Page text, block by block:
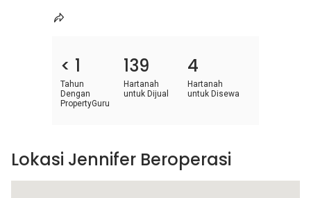
< 1
Tahun
Dengan
PropertyGuru
139
Hartanah
untuk Dijual
4
Hartanah
untuk Disewa
Lokasi Jennifer Beroperasi